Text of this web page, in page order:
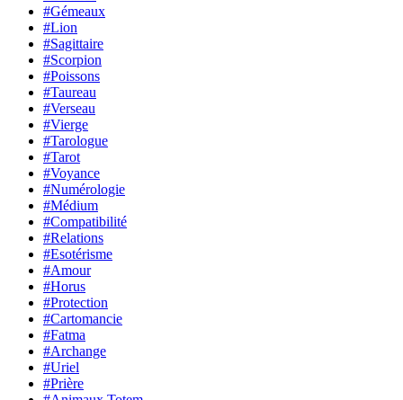
#Gémeaux
#Lion
#Sagittaire
#Scorpion
#Poissons
#Taureau
#Verseau
#Vierge
#Tarologue
#Tarot
#Voyance
#Numérologie
#Médium
#Compatibilité
#Relations
#Esotérisme
#Amour
#Horus
#Protection
#Cartomancie
#Fatma
#Archange
#Uriel
#Prière